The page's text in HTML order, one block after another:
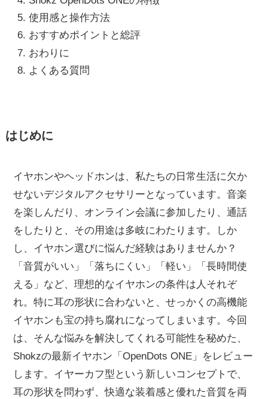
使用感と操作方法
おすすめポイントと総評
おわりに
よくある質問
はじめに
イヤホンやヘッドホンは、私たちの日常生活に欠か
せないデジタルアクセサリーとなっています。音楽
を楽しんだり、オンライン会議に参加したり、通話
をしたりと、その用途は多岐にわたります。しか
し、イヤホン選びに悩んだ経験はありませんか？
「音質がいい」「落ちにくい」「軽い」「長時間使
える」など、理想的なイヤホンの条件は人それぞ
れ。特に耳の形状に合わないと、せっかくの高機能
イヤホンも宝の持ち腐れになってしまいます。今回
は、そんな悩みを解決してくれる可能性を秘めた、
Shokzの最新イヤホン「OpenDots ONE」をレビュー
します。イヤーカフ型という新しいコンセプトで、
耳の形状を問わず、快適な装着感と優れた音質を両